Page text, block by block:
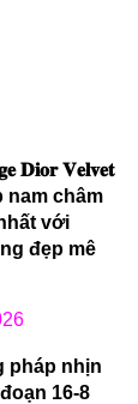
𝐃𝐢𝐨𝐫 𝐕𝐞𝐥𝐯𝐞𝐭
nam châm
với
đẹp mê
pháp nhịn
16-8